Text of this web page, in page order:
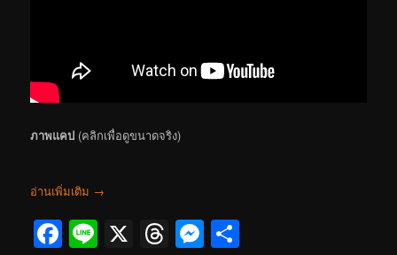
ภาพแคป (คลิกเพื่อดูขนาดจริง)
อ่านเพิ่มเติม →
Facebook
Line
X Threads
Messenger